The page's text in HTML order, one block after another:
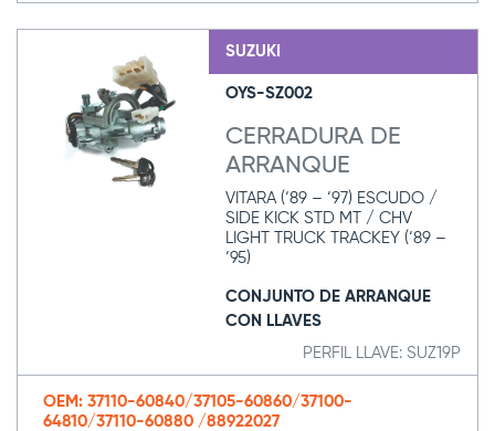
SUZUKI
OYS-SZ002
CERRADURA DE
ARRANQUE
VITARA (‘89 – ‘97) ESCUDO /
SIDE KICK STD MT / CHV
LIGHT TRUCK TRACKEY (‘89 –
‘95)
CONJUNTO DE ARRANQUE
CON LLAVES
PERFIL LLAVE: SUZ19P
OEM: 37110-60840/37105-60860/37100-
64810/37110-60880 /88922027